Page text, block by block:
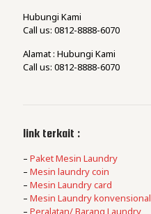
Hubungi Kami
Call us: 0812-8888-6070
Alamat : Hubungi Kami
Call us: 0812-8888-6070
link terkait :
– Paket Mesin Laundry
– Mesin laundry coin
– Mesin Laundry card
– Mesin Laundry konvensional
– Peralatan/ Barang Laundry